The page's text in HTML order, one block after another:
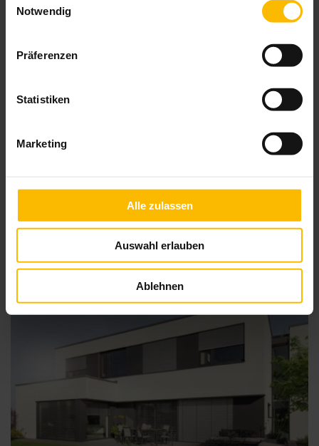
Notwendig
Präferenzen
Statistiken
Marketing
Alle zulassen
Auswahl erlauben
Ablehnen